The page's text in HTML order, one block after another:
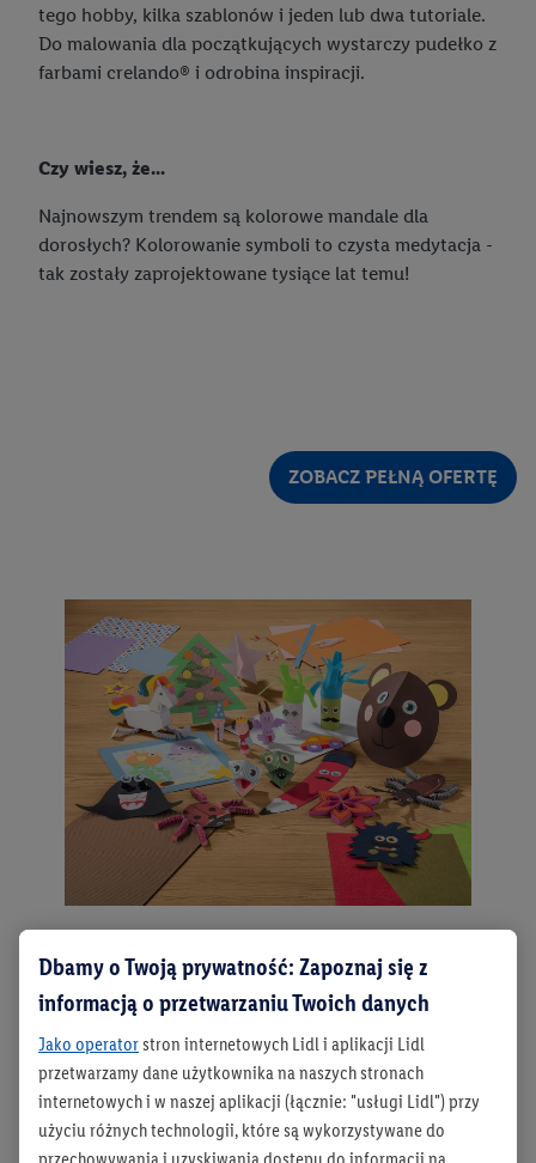
tego hobby, kilka szablonów i jeden lub dwa tutoriale.
Do malowania dla początkujących wystarczy pudełko z
farbami crelando® i odrobina inspiracji.
Czy wiesz, że...
Najnowszym trendem są kolorowe mandale dla
dorosłych? Kolorowanie symboli to czysta medytacja -
tak zostały zaprojektowane tysiące lat temu!
ZOBACZ PEŁNĄ OFERTĘ
dorosłych!)
Prace kreatywne z dziećmi to jedna z najpiękniejszych
rozrywek. Ale nie tylko dla nich. Także dorośli sięgają
po nożyczki, papier i artykuły przeznaczone do prac
kreatywnych, inspirując się kolorowymi pomysłami na
dekoracje i prezentami DIY. W końcu nie ma nic
Dbamy o Twoją prywatność: Zapoznaj się z
informacją o przetwarzaniu Twoich danych
Jako operatorstron internetowych Lidl i aplikacji Lidl
przetwarzamy dane użytkownika na naszych stronach
internetowych i w naszej aplikacji (łącznie: "usługi Lidl") przy
użyciu różnych technologii, które są wykorzystywane do
przechowywania i uzyskiwania dostępu do informacji na